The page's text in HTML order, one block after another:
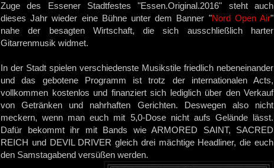
Zuge des Essener Stadtfestes "Essen.Original.2016" steht auch
dieses Jahr wieder eine Bühne unter dem Banner "Nord Open Air"
nahe der besagten Wirtschaft, die sich ausschließlich harter
Gitarrenmusik widmet.
In der Stadt spielen verschiedenste Musikstile friedlich nebeneinander
und das gebotene Programm ist trotz der internationalen Acts,
vollkommen kostenlos und finanziert sich lediglich über den Verkauf
von Getränken und nahrhaften Gerichten. Deswegen also nicht
meckern, wenn man euch mit 5,0-Dose nicht aufs Gelände lässt.
Dafür bekommt ihr mit Bands wie ARMORED SAINT, SACRED
REICH und DEVIL DRIVER gleich drei mächtige Headliner, die euch
den Samstagabend versüßen werden.